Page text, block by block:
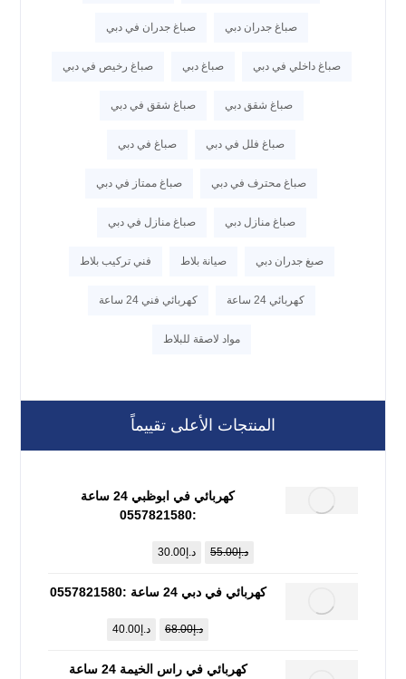
صباغ جدران دبي صباغ جدران في دبي
صباغ داخلي في دبي صباغ دبي صباغ رخيص في دبي
صباغ شقق دبي صباغ شقق في دبي
صباغ فلل في دبي صباغ في دبي
صباغ محترف في دبي صباغ ممتاز في دبي
صباغ منازل دبي صباغ منازل في دبي
صبغ جدران دبي صيانة بلاط فني تركيب بلاط
كهربائي 24 ساعة كهربائي فني 24 ساعة
مواد لاصقة للبلاط
المنتجات الأعلى تقييماً
كهربائي في ابوظبي 24 ساعة
:0557821580
د.إ55.00 د.إ30.00
كهربائي في دبي 24 ساعة :0557821580
د.إ68.00 د.إ40.00
كهربائي في راس الخيمة 24 ساعة